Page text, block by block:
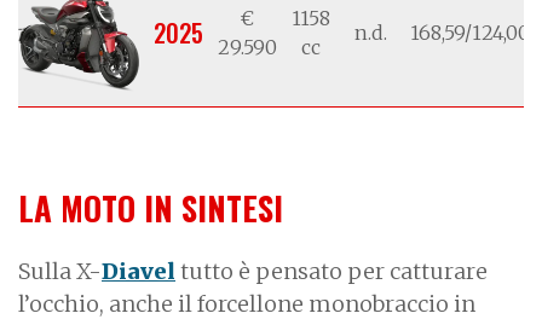
2025
€
29.590
1158
cc
n.d. 168,59/124,00
LA MOTO IN SINTESI
Sulla X-Diavel tutto è pensato per catturare
l’occhio, anche il forcellone monobraccio in